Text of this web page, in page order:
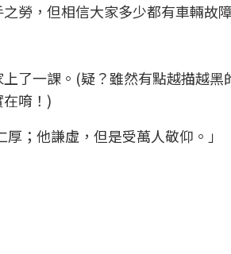
勞，但相信大家多少都有車輛故
了一課。(疑？雖然有點越描越黑
唷！)
；他謙虛，但是受萬人敬仰。」